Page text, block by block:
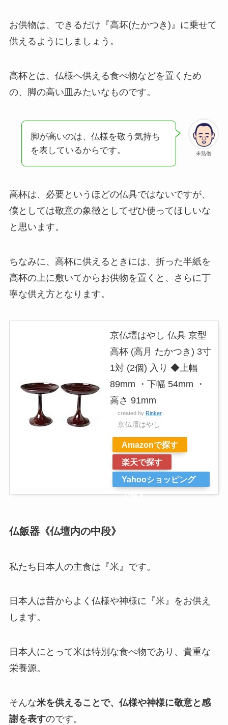
お供物は、できるだけ『高坏(たかつき)』に乗せて
供えるようにしましょう。
高杯とは、仏様へ供える食べ物などを置くため
の、脚の高い皿みたいなものです。
未熟僧
脚が高いのは、仏様を敬う気持ち
を表しているからです。
高杯は、必要というほどの仏具ではないですが、
僕としては敬意の象徴としてぜひ使ってほしいな
と思います。
ちなみに、高杯に供えるときには、折った半紙を
高杯の上に敷いてからお供物を置くと、さらに丁
寧な供え方となります。
京仏壇はやし 仏具 京型
高杯 (高月 たかつき) 3寸
1対 (2個) 入り ◆上幅
89mm ・下幅 54mm ・
高さ 91mm
created by Rinker
京仏壇はやし
Amazonで探す
楽天で探す
Yahooショッピング
で探す
仏飯器《仏壇内の中段》
私たち日本人の主食は『米』です。
日本人は昔からよく仏様や神様に『米』をお供え
します。
日本人にとって米は特別な食べ物であり、貴重な
栄養源。
そんな米を供えることで、仏様や神様に敬意と感
謝を表すのです。